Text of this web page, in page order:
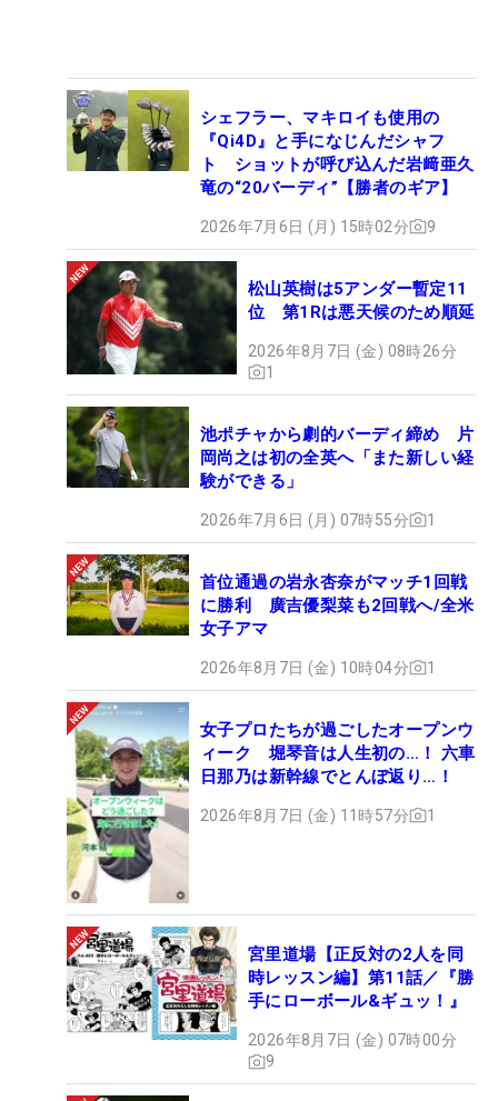
シェフラー、マキロイも使用の
『Qi4D』と手になじんだシャフ
ト ショットが呼び込んだ岩﨑亜久
竜の“20バーディ”【勝者のギア】
2026年7月6日 (月) 15時02分 9
松山英樹は5アンダー暫定11
位 第1Rは悪天候のため順延
2026年8月7日 (金) 08時26分
1
池ポチャから劇的バーディ締め 片
岡尚之は初の全英へ「また新しい経
験ができる」
2026年7月6日 (月) 07時55分 1
首位通過の岩永杏奈がマッチ1回戦
に勝利 廣吉優梨菜も2回戦へ/全米
女子アマ
2026年8月7日 (金) 10時04分 1
女子プロたちが過ごしたオープンウ
ィーク 堀琴音は人生初の…！ 六車
日那乃は新幹線でとんぼ返り…！
2026年8月7日 (金) 11時57分 1
宮里道場【正反対の2人を同
時レッスン編】第11話／『勝
手にローボール&ギュッ！』
2026年8月7日 (金) 07時00分
9